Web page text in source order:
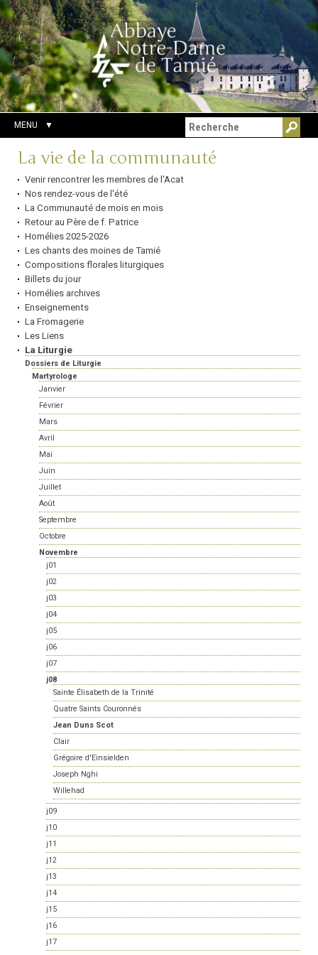
Aller
au
contenu.
|
Aller
à
la
navigation
Outils
personnels
Chercher par
Recherche
avancée…
MENU
Navigation
La vie de la communauté
Venir rencontrer les membres de l'Acat
Nos rendez-vous de l'été
La Communauté de mois en mois
Retour au Père de f. Patrice
Homélies 2025-2026
Les chants des moines de Tamié
Compositions florales liturgiques
Billets du jour
Homélies archives
Enseignements
La Fromagerie
Les Liens
La Liturgie
Dossiers de Liturgie
Martyrologe
Janvier
Février
Mars
Avril
Mai
Juin
Juillet
Août
Septembre
Octobre
Novembre
j01
j02
j03
j04
j05
j06
j07
j08
Sainte Élisabeth de la Trinité
Quatre Saints Couronnés
Jean Duns Scot
Clair
Grégoire d'Einsielden
Joseph Nghi
Willehad
j09
j10
j11
j12
j13
j14
j15
j16
j17